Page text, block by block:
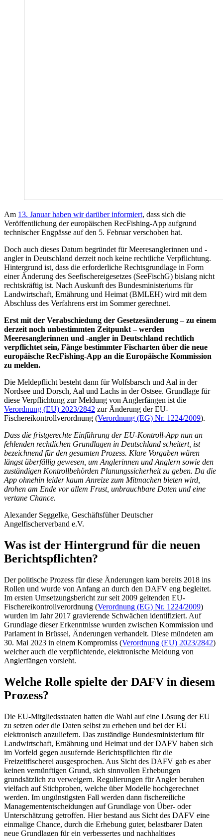
Am 13. Januar haben wir darüber informiert, dass sich die
Veröffentlichung der europäischen RecFishing-App aufgrund
technischer Engpässe auf den 5. Februar verschoben hat.
Doch auch dieses Datum begründet für Meeresanglerinnen und -
angler in Deutschland derzeit noch keine rechtliche Verpflichtung.
Hintergrund ist, dass die erforderliche Rechtsgrundlage in Form
einer Änderung des Seefischereigesetzes (SeeFischG) bislang nicht
rechtskräftig ist. Nach Auskunft des Bundesministeriums für
Landwirtschaft, Ernährung und Heimat (BMLEH) wird mit dem
Abschluss des Verfahrens erst im Sommer gerechnet.
Erst mit der Verabschiedung der Gesetzesänderung – zu einem
derzeit noch unbestimmten Zeitpunkt – werden
Meeresanglerinnen und -angler in Deutschland rechtlich
verpflichtet sein, Fänge bestimmter Fischarten über die neue
europäische RecFishing-App an die Europäische Kommission
zu melden.
Die Meldepflicht besteht dann für Wolfsbarsch und Aal in der
Nordsee und Dorsch, Aal und Lachs in der Ostsee. Grundlage für
diese Verpflichtung zur Meldung von Anglerfängen ist die
Verordnung (EU) 2023/2842 zur Änderung der EU-
Fischereikontrollverordnung (Verordnung (EG) Nr. 1224/2009).
Dass die fristgerechte Einführung der EU-Kontroll-App nun an
fehlenden rechtlichen Grundlagen in Deutschland scheitert, ist
bezeichnend für den gesamten Prozess. Klare Vorgaben wären
längst überfällig gewesen, um Anglerinnen und Anglern sowie den
zuständigen Kontrollbehörden Planungssicherheit zu geben. Da die
App ohnehin leider kaum Anreize zum Mitmachen bieten wird,
drohen am Ende vor allem Frust, unbrauchbare Daten und eine
vertane Chance.
Alexander Seggelke, Geschäftsfüher Deutscher
Angelfischerverband e.V.
Was ist der Hintergrund für die neuen
Berichtspflichten?
Der politische Prozess für diese Änderungen kam bereits 2018 ins
Rollen und wurde von Anfang an durch den DAFV eng begleitet.
Im ersten Umsetzungsbericht zur seit 2009 geltenden EU-
Fischereikontrollverordnung (Verordnung (EG) Nr. 1224/2009)
wurden im Jahr 2017 gravierende Schwächen identifiziert. Auf
Grundlage dieser Erkenntnisse wurden zwischen Kommission und
Parlament in Brüssel, Änderungen verhandelt. Diese mündeten am
30. Mai 2023 in einem Kompromiss (Verordnung (EU) 2023/2842)
welcher auch die verpflichtende, elektronische Meldung von
Anglerfängen vorsieht.
Welche Rolle spielte der DAFV in diesem
Prozess?
Die EU-Mitgliedsstaaten hatten die Wahl auf eine Lösung der EU
zu setzen oder die Daten selbst zu erheben und bei der EU
elektronisch anzuliefern. Das zuständige Bundesministerium für
Landwirtschaft, Ernährung und Heimat und der DAFV haben sich
im Vorfeld gegen ausufernde Berichtspflichten für die
Freizeitfischerei ausgesprochen. Aus Sicht des DAFV gab es aber
keinen vernünftigen Grund, sich sinnvollen Erhebungen
grundsätzlich zu verweigern. Regulierungen für Angler beruhen
vielfach auf Stichproben, welche über Modelle hochgerechnet
werden. Im ungünstigsten Fall werden dann fischereiliche
Managemententscheidungen auf Grundlage von Über- oder
Unterschätzung getroffen. Hier bestand aus Sicht des DAFV eine
einmalige Chance, durch die Erhebung guter, belastbarer Daten
neue Grundlagen für ein verbessertes und nachhaltiges